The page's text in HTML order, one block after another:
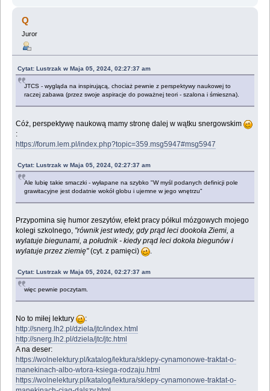
Q
Juror
Cytat: Lustrzak w Maja 05, 2024, 02:27:37 am
JTCS - wygląda na inspirującą, chociaż pewnie z perspektywy naukowej to
raczej zabawa (przez swoje aspiracje do poważnej teori - szalona i śmieszna).
Cóż, perspektywę naukową mamy stronę dalej w wątku snergowskim
:
https://forum.lem.pl/index.php?topic=359.msg5947#msg5947
Cytat: Lustrzak w Maja 05, 2024, 02:27:37 am
Ale lubię takie smaczki - wyłapane na szybko "W myśl podanych definicji pole
grawitacyjne jest dodatnie wokół globu i ujemne w jego wnętrzu"
Przypomina się humor zeszytów, efekt pracy półkul mózgowych mojego
kolegi szkolnego, "równik jest wtedy, gdy prąd leci dookoła Ziemi, a
wylatuje biegunami, a południk - kiedy prąd leci dokoła biegunów i
wylatuje przez ziemię"(cyt. z pamięci)
Cytat: Lustrzak w Maja 05, 2024, 02:27:37 am
więc pewnie poczytam.
No to miłej lektury
:
http://snerg.lh2.pl/dziela/jtc/index.html
http://snerg.lh2.pl/dziela/jtc/jtc.html
A na deser:
https://wolnelektury.pl/katalog/lektura/sklepy-cynamonowe-traktat-o-
manekinach-albo-wtora-ksiega-rodzaju.html
https://wolnelektury.pl/katalog/lektura/sklepy-cynamonowe-traktat-o-